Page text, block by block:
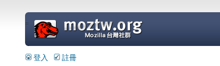
=
登入 註冊